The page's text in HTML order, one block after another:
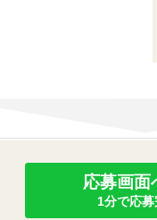
応募画面
1分で応